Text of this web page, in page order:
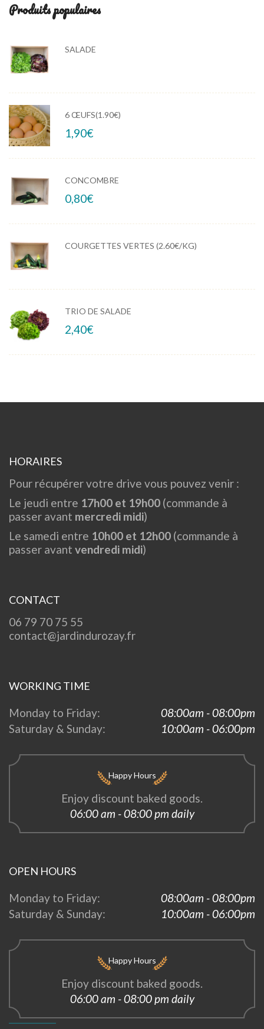
Produits populaires
SALADE
6 ŒUFS(1.90€)
1,90€
CONCOMBRE
0,80€
COURGETTES VERTES (2.60€/KG)
TRIO DE SALADE
2,40€
HORAIRES
Pour récupérer votre drive vous pouvez venir :
Le jeudi entre 17h00 et 19h00 (commande à
passer avant mercredi midi)
Le samedi entre 10h00 et 12h00 (commande à
passer avant vendredi midi)
CONTACT
06 79 70 75 55
contact@jardindurozay.fr
WORKING TIME
Monday to Friday:
08:00am - 08:00pm
Saturday & Sunday:
10:00am - 06:00pm
Happy Hours
Enjoy discount baked goods.
06:00 am - 08:00 pm daily
OPEN HOURS
Monday to Friday:
08:00am - 08:00pm
Saturday & Sunday:
10:00am - 06:00pm
Happy Hours
Enjoy discount baked goods.
06:00 am - 08:00 pm daily